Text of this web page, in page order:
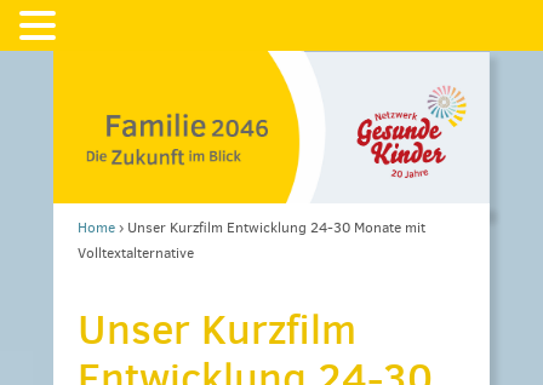
Home› Unser Kurzfilm Entwicklung 24-30 Monate mit
Volltextalternative
Unser Kurzfilm